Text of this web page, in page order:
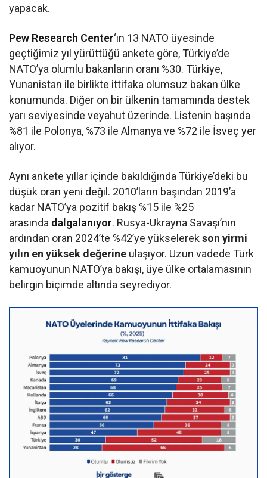
yapacak.
Pew Research Center‘ın 13 NATO üyesinde
geçtiğimiz yıl yürüttüğü ankete göre, Türkiye’de
NATO’ya olumlu bakanların oranı %30. Türkiye,
Yunanistan ile birlikte ittifaka olumsuz bakan ülke
konumunda. Diğer on bir ülkenin tamamında destek
yarı seviyesinde veyahut üzerinde. Listenin başında
%81 ile Polonya, %73 ile Almanya ve %72 ile İsveç yer
alıyor.
Aynı ankete yıllar içinde bakıldığında Türkiye’deki bu
düşük oran yeni değil. 2010’ların başından 2019’a
kadar NATO’ya pozitif bakış %15 ile %25
arasında dalgalanıyor. Rusya-Ukrayna Savaşı’nın
ardından oran 2024’te %42’ye yükselerekson yirmi
yılın en yüksek değerine ulaşıyor. Uzun vadede Türk
kamuoyunun NATO’ya bakışı, üye ülke ortalamasının
belirgin biçimde altında seyrediyor.